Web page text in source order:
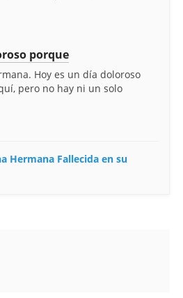
porque
Hoy es un día doloroso
pero no hay ni un solo
Hermana Fallecida en su